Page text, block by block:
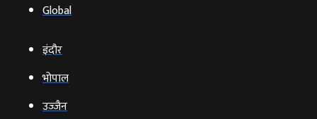
Global
इंदौर
भोपाल
उज्‍जैन